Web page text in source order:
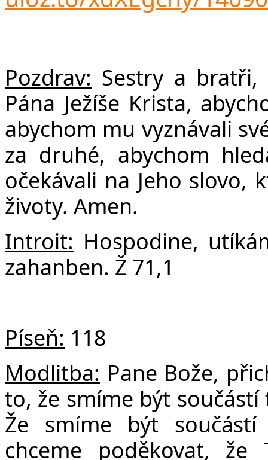
Pozdrav: Sestry a bratři,
Pána Ježíše Krista,
abychom mu vyznávali
za druhé, abychom
očekávali na Jeho slovo,
životy. Amen.
Introit: Hospodine,
zahanben. Ž 71,1
Píseň: 118
Modlitba: Pane Bože,
to, že smíme být
Že smíme být
chceme poděkovat,